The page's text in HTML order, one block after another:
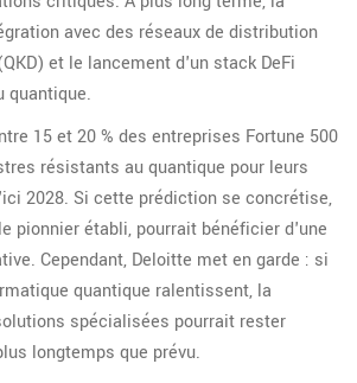
avec des réseaux de distribution
et le lancement d'un stack DeFi
quantique.
15 et 20 % des entreprises Fortune 500
résistants au quantique pour leurs
2028. Si cette prédiction se concrétise,
pionnier établi, pourrait bénéficier d'une
Cependant, Deloitte met en garde : si
quantique ralentissent, la
spécialisées pourrait rester
longtemps que prévu.